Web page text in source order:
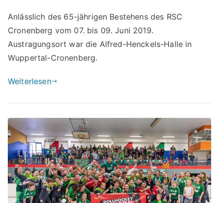
Anlässlich des 65-jährigen Bestehens des RSC
Cronenberg vom 07. bis 09. Juni 2019.
Austragungsort war die Alfred-Henckels-Halle in
Wuppertal-Cronenberg.
Weiterlesen